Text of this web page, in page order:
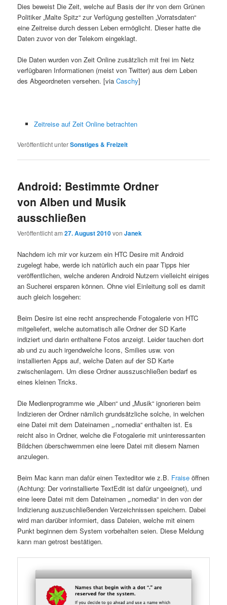
Dies beweist Die Zeit, welche auf Basis der ihr von dem Grünen
Politiker „Malte Spitz“ zur Verfügung gestellten „Vorratsdaten“
eine Zeitreise durch dessen Leben ermöglicht. Dieser hatte die
Daten zuvor von der Telekom eingeklagt.
Die Daten wurden von Zeit Online zusätzlich mit frei im Netz
verfügbaren Informationen (meist von Twitter) aus dem Leben
des Abgeordneten versehen. [viaCaschy]
Zeitreise auf Zeit Online betrachten
Veröffentlicht unterSonstiges & Freizeit
Android: Bestimmte Ordner
von Alben und Musik
ausschließen
Veröffentlicht am27. August 2010vonJanek
Nachdem ich mir vor kurzem ein HTC Desire mit Android
zugelegt habe, werde ich natürlich auch ein paar Tipps hier
veröffentlichen, welche anderen Android Nutzern vielleicht einiges
an Sucherei ersparen können. Ohne viel Einleitung soll es damit
auch gleich losgehen:
Beim Desire ist eine recht ansprechende Fotogalerie von HTC
mitgeliefert, welche automatisch alle Ordner der SD Karte
indiziert und darin enthaltene Fotos anzeigt. Leider tauchen dort
ab und zu auch irgendwelche Icons, Smilies usw. von
installierten Apps auf, welche Daten auf der SD Karte
zwischenlagern. Um diese Ordner ausszuschließen bedarf es
eines kleinen Tricks.
Die Medienprogramme wie „Alben“ und „Musik“ ignorieren beim
Indizieren der Ordner nämlich grundsätzliche solche, in welchen
eine Datei mit dem Dateinamen „.nomedia“ enthalten ist. Es
reicht also in Ordner, welche die Fotogalerie mit uninteressanten
Bildchen überschwemmen eine leere Datei mit diesem Namen
anzulegen.
Beim Mac kann man dafür einen Texteditor wie z.B. Fraise öffnen
(Achtung: Der vorinstallierte TextEdit ist dafür ungeeignet), und
eine leere Datei mit dem Dateinamen „.nomedia“ in den von der
Indizierung auszuschließenden Verzeichnissen speichern. Dabei
wird man darüber informiert, dass Dateien, welche mit einem
Punkt beginnen dem System vorbehalten seien. Diese Meldung
kann man getrost bestätigen.